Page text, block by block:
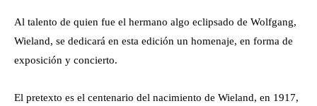
Al talento de quien fue el hermano algo eclipsado de Wolfgang,
Wieland, se dedicará en esta edición un homenaje, en forma de
exposición y concierto.
El pretexto es el centenario del nacimiento de Wieland, en 1917,